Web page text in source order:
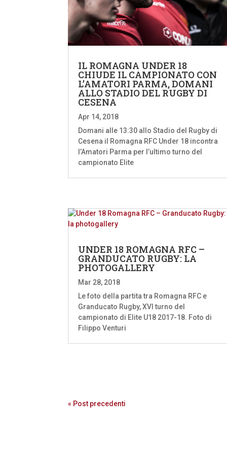
IL ROMAGNA UNDER 18
CHIUDE IL CAMPIONATO CON
L’AMATORI PARMA, DOMANI
ALLO STADIO DEL RUGBY DI
CESENA
Apr 14, 2018
Domani alle 13:30 allo Stadio del Rugby di
Cesena il Romagna RFC Under 18 incontra
l’Amatori Parma per l’ultimo turno del
campionato Elite
UNDER 18 ROMAGNA RFC –
GRANDUCATO RUGBY: LA
PHOTOGALLERY
Mar 28, 2018
Le foto della partita tra Romagna RFC e
Granducato Rugby, XVI turno del
campionato di Elite U18 2017-18. Foto di
Filippo Venturi
« Post precedenti